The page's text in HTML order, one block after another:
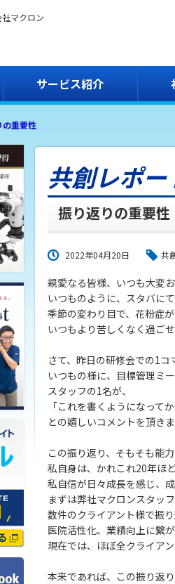
マクロン
サービス紹介
の重要性
共創レポー
振り返りの重要性
2022年04月20日 共
親愛なる皆様、いつも大変
いつものように、スタバに
季節の変わり目で、花粉症
いつもより苦しくなく過ご
さて、昨日の研修会での1
いつもの様に、目標管理ミ
スタッフの1名が、
「これを書くようになって
との嬉しいコメントを頂き
この振り返り、そもそも能
私自身は、かれこれ20年ほ
私自信が日々成長を感じ、
まずは弊社マクロンスタッ
数件のクライアント様で振
医院活性化、業績向上に繋
現在では、ほぼ全クライア
本来であれば、この振り返